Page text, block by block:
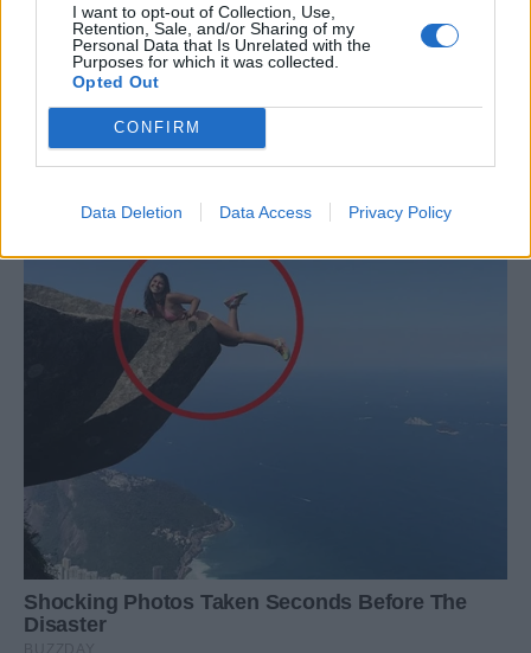
I want to opt-out of Collection, Use,
Retention, Sale, and/or Sharing of my
Personal Data that Is Unrelated with the
Purposes for which it was collected.
Opted Out
CONFIRM
Data Deletion Data Access Privacy Policy